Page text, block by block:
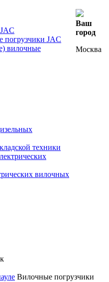
погрузчики JAC
вилочные
техники
вилочных
Ваш
город
Москва
Вилочные погрузчики